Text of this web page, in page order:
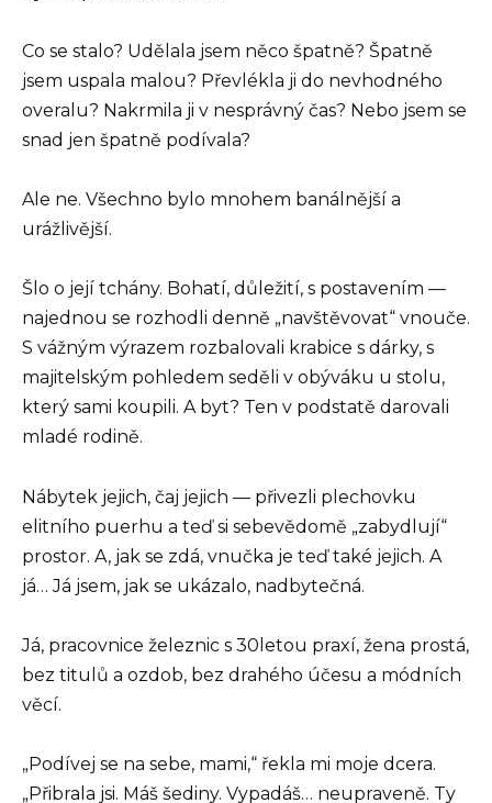
Co se stalo? Udělala jsem něco špatně? Špatně
jsem uspala malou? Převlékla ji do nevhodného
overalu? Nakrmila ji v nesprávný čas? Nebo jsem se
snad jen špatně podívala?
Ale ne. Všechno bylo mnohem banálnější a
urážlivější.
Šlo o její tchány. Bohatí, důležití, s postavením —
najednou se rozhodli denně „navštěvovat“ vnouče.
S vážným výrazem rozbalovali krabice s dárky, s
majitelským pohledem seděli v obýváku u stolu,
který sami koupili. A byt? Ten v podstatě darovali
mladé rodině.
Nábytek jejich, čaj jejich — přivezli plechovku
elitního puerhu a teď si sebevědomě „zabydlují“
prostor. A, jak se zdá, vnučka je teď také jejich. A
já… Já jsem, jak se ukázalo, nadbytečná.
Já, pracovnice železnic s 30letou praxí, žena prostá,
bez titulů a ozdob, bez drahého účesu a módních
věcí.
„Podívej se na sebe, mami,“ řekla mi moje dcera.
„Přibrala jsi. Máš šediny. Vypadáš… neupraveně. Ty